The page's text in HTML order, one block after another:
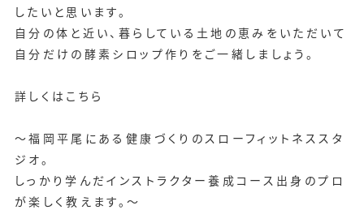
したいと思います。
自分の体と近い、暮らしている土地の恵みをいただいて
自分だけの酵素シロップ作りをご一緒しましょう。
詳しくはこちら
～福岡平尾にある健康づくりのスローフィットネススタ
ジオ。
しっかり学んだインストラクター養成コース出身のプロ
が楽しく教えます。～